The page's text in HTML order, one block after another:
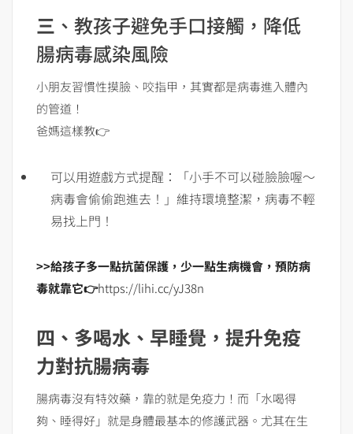
三 、教孩子避免手口接觸，降低
腸病毒感染風險
小朋友習慣性摸臉、咬指甲，其實都是病毒進入體內
的管道！
爸媽這樣教👉
可以用遊戲方式提醒：「小手不可以碰臉臉喔～
病毒會偷偷跑進去！」維持環境整潔，病毒不輕
易找上門！
>>給孩子多一點抗菌保護，少一點生病機會，預防病
毒就靠它👉https://lihi.cc/yJ38n
四、多喝水、早睡覺，提升免疫
力對抗腸病毒
腸病毒沒有特效藥，靠的就是免疫力！而「水喝得
夠、睡得好」就是身體最基本的修護武器。尤其在生